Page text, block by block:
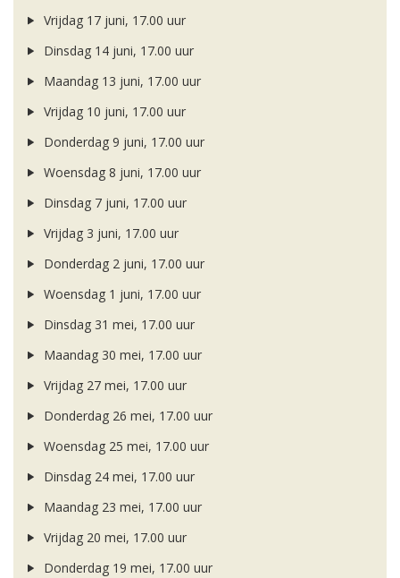
Vrijdag 17 juni, 17.00 uur
Dinsdag 14 juni, 17.00 uur
Maandag 13 juni, 17.00 uur
Vrijdag 10 juni, 17.00 uur
Donderdag 9 juni, 17.00 uur
Woensdag 8 juni, 17.00 uur
Dinsdag 7 juni, 17.00 uur
Vrijdag 3 juni, 17.00 uur
Donderdag 2 juni, 17.00 uur
Woensdag 1 juni, 17.00 uur
Dinsdag 31 mei, 17.00 uur
Maandag 30 mei, 17.00 uur
Vrijdag 27 mei, 17.00 uur
Donderdag 26 mei, 17.00 uur
Woensdag 25 mei, 17.00 uur
Dinsdag 24 mei, 17.00 uur
Maandag 23 mei, 17.00 uur
Vrijdag 20 mei, 17.00 uur
Donderdag 19 mei, 17.00 uur